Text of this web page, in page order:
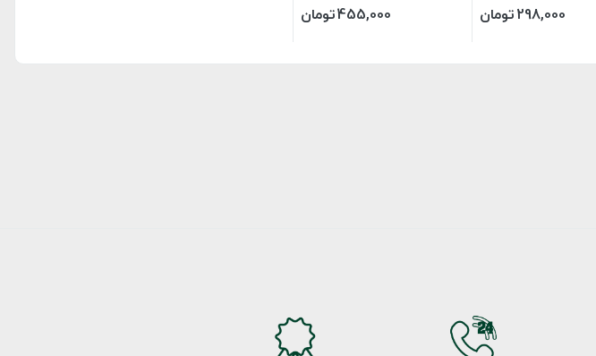
298,000تومان 455,000تومان